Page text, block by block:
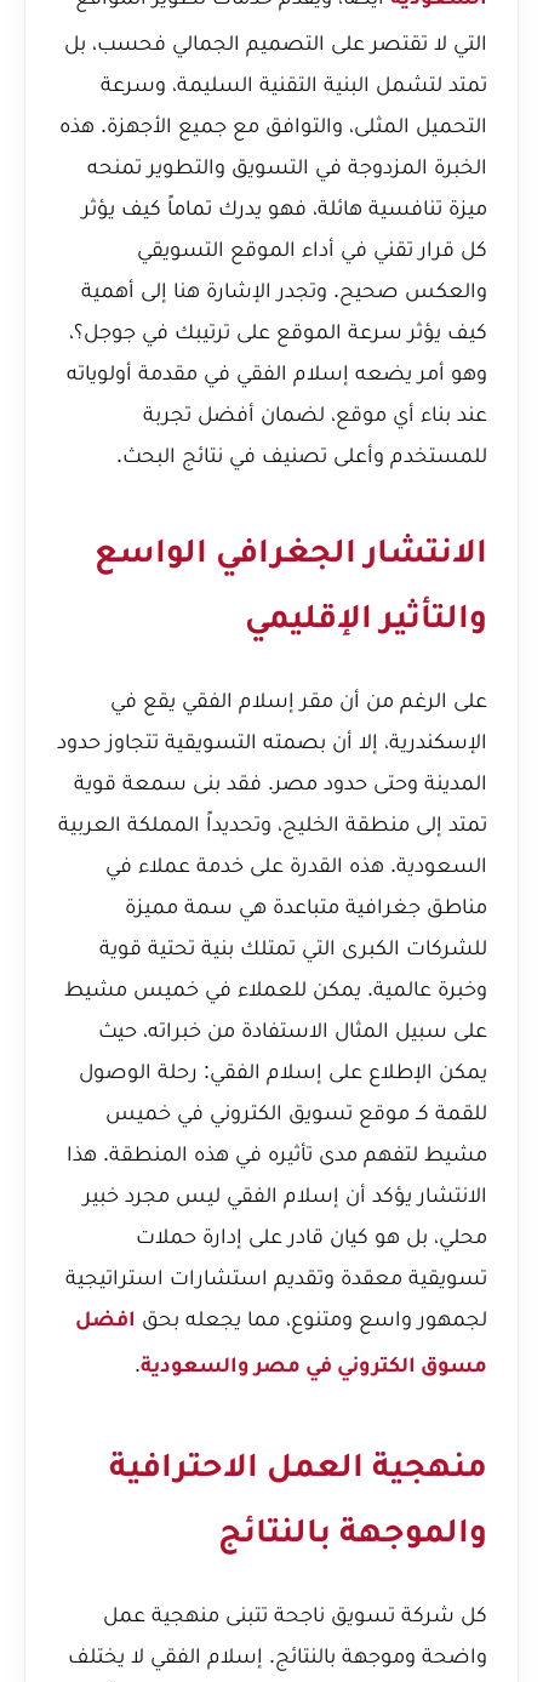
التي لا تقتصر على التصميم الجمالي فحسب، بل
تمتد لتشمل البنية التقنية السليمة، وسرعة
التحميل المثلى، والتوافق مع جميع الأجهزة. هذه
الخبرة المزدوجة في التسويق والتطوير تمنحه
ميزة تنافسية هائلة، فهو يدرك تماماً كيف يؤثر
كل قرار تقني في أداء الموقع التسويقي
والعكس صحيح. وتجدر الإشارة هنا إلى أهمية
كيف يؤثر سرعة الموقع على ترتيبك في جوجل؟،
وهو أمر يضعه إسلام الفقي في مقدمة أولوياته
عند بناء أي موقع، لضمان أفضل تجربة
للمستخدم وأعلى تصنيف في نتائج البحث.
الانتشار الجغرافي الواسع
والتأثير الإقليمي
على الرغم من أن مقر إسلام الفقي يقع في
الإسكندرية، إلا أن بصمته التسويقية تتجاوز حدود
المدينة وحتى حدود مصر. فقد بنى سمعة قوية
تمتد إلى منطقة الخليج، وتحديداً المملكة العربية
السعودية. هذه القدرة على خدمة عملاء في
مناطق جغرافية متباعدة هي سمة مميزة
للشركات الكبرى التي تمتلك بنية تحتية قوية
وخبرة عالمية. يمكن للعملاء في خميس مشيط
على سبيل المثال الاستفادة من خبراته، حيث
يمكن الإطلاع على إسلام الفقي: رحلة الوصول
للقمة كـ موقع تسويق الكتروني في خميس
مشيط لتفهم مدى تأثيره في هذه المنطقة. هذا
الانتشار يؤكد أن إسلام الفقي ليس مجرد خبير
محلي، بل هو كيان قادر على إدارة حملات
تسويقية معقدة وتقديم استشارات استراتيجية
لجمهور واسع ومتنوع، مما يجعله بحق افضل
مسوق الكتروني في مصر والسعودية.
منهجية العمل الاحترافية
والموجهة بالنتائج
كل شركة تسويق ناجحة تتبنى منهجية عمل
واضحة وموجهة بالنتائج. إسلام الفقي لا يختلف